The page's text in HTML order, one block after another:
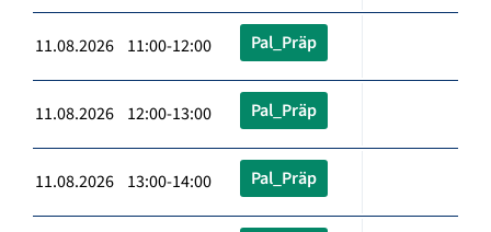
11.08.2026 11:00-12:00 Pal_Präp
11.08.2026 12:00-13:00 Pal_Präp
11.08.2026 13:00-14:00 Pal_Präp